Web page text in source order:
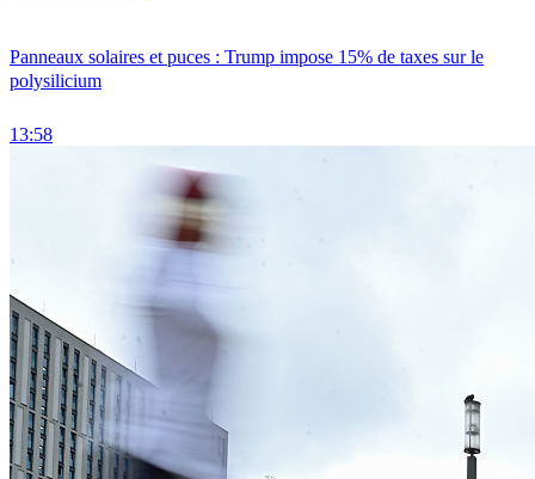
Panneaux solaires et puces : Trump impose 15% de taxes sur le
polysilicium
13:58